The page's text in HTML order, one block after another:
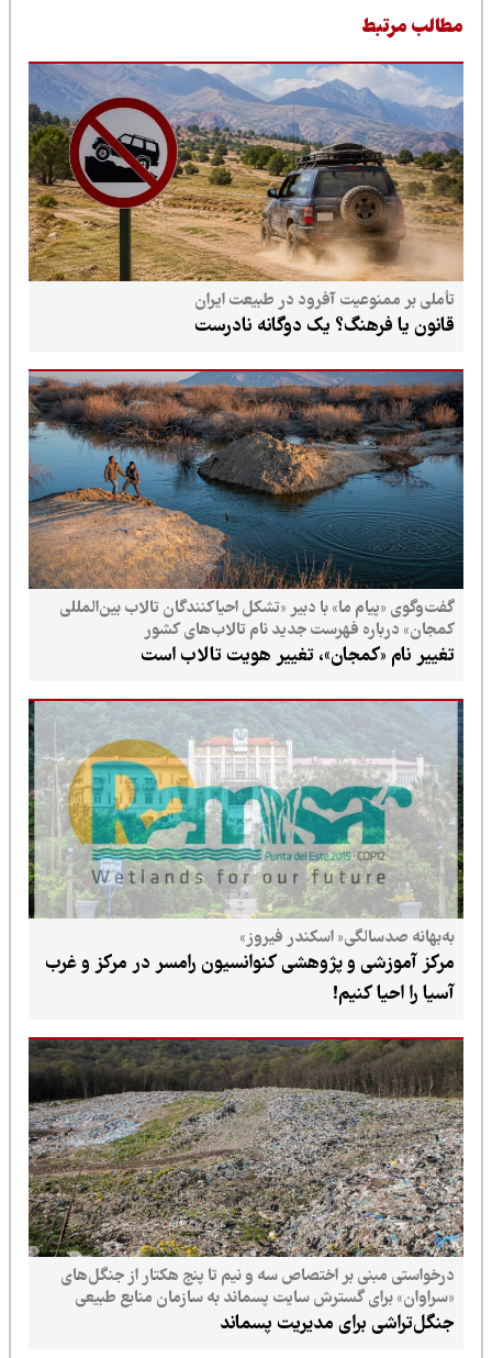
مرتبط
تأملی بر ممنوعیت آفرود در طبیعت ایران
قانون یا فرهنگ؟ یک دوگانه نادرست
گفت‌وگوی «پیام ما» با دبیر «تشکل احیاکنندگان تالاب بین‌المللی
کمجان» درباره فهرست جدید نام تالاب‌های کشور
تغییر نام «کمجان»، تغییر هویت تالاب است
به‌بهانه صدسالگی« اسکندر فیروز»
مرکز آموزشی و پژوهشی کنوانسیون رامسر در مرکز و غرب
آسیا را احیا کنیم!
درخواستی مبنی بر اختصاص سه و نیم تا پنج هکتار از جنگل‌های
«سراوان» برای گسترش سایت پسماند به سازمان منابع طبیعی
ارسال شده است
جنگل‌تراشی برای مدیریت پسماند